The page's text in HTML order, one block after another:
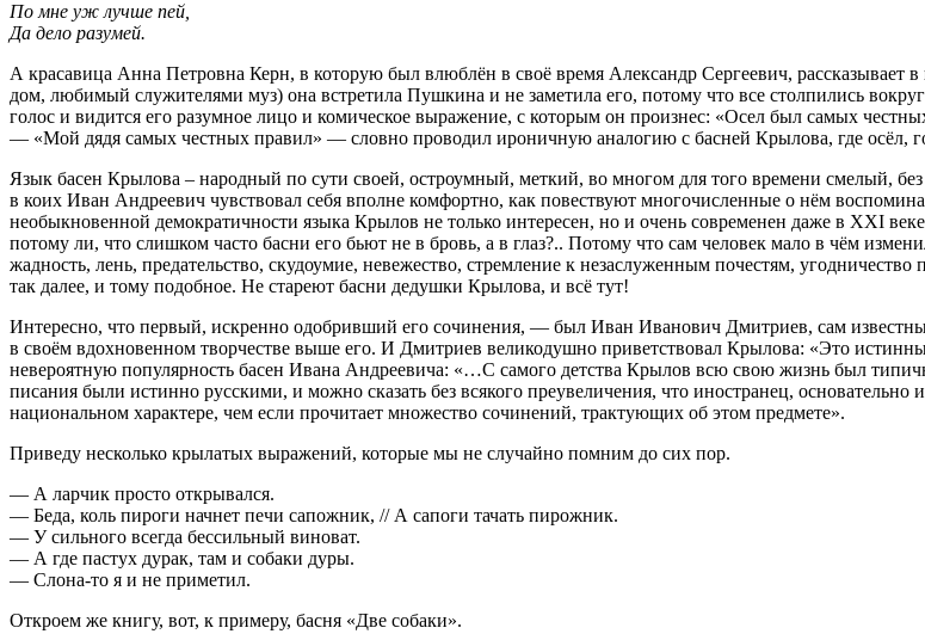
По мне уж лучше пей,
Да дело разумей.
А красавица Анна Петровна Керн, в которую был влюблён в своё время Александр Сергеевич,
дом, любимый служителями муз) она встретила Пушкина и не заметила его, потому что все столпились
голос и видится его разумное лицо и комическое выражение, с которым он произнес: «Осел был самых
— «Мой дядя самых честных правил» — словно проводил ироничную аналогию с басней Крылова, где осёл,
Язык басен Крылова – народный по сути своей, остроумный, меткий, во многом для того времени смелый,
в коих Иван Андреевич чувствовал себя вполне комфортно, как повествуют многочисленные о нём
необыкновенной демократичности языка Крылов не только интересен, но и очень современен даже в XXI
потому ли, что слишком часто басни его бьют не в бровь, а в глаз?.. Потому что сам человек мало в чём
жадность, лень, предательство, скудоумие, невежество, стремление к незаслуженным почестям,
так далее, и тому подобное. Не стареют басни дедушки Крылова, и всё тут!
Интересно, что первый, искренно одобривший его сочинения, — был Иван Иванович Дмитриев, сам
в своём вдохновенном творчестве выше его. И Дмитриев великодушно приветствовал Крылова: «Это
невероятную популярность басен Ивана Андреевича: «…С самого детства Крылов всю свою жизнь был
писания были истинно русскими, и можно сказать без всякого преувеличения, что иностранец,
национальном характере, чем если прочитает множество сочинений, трактующих об этом предмете».
Приведу несколько крылатых выражений, которые мы не случайно помним до сих пор.
— А ларчик просто открывался.
— Беда, коль пироги начнет печи сапожник, // А сапоги тачать пирожник.
— У сильного всегда бессильный виноват.
— А где пастух дурак, там и собаки дуры.
— Слона-то я и не приметил.
Откроем же книгу, вот, к примеру, басня «Две собаки».